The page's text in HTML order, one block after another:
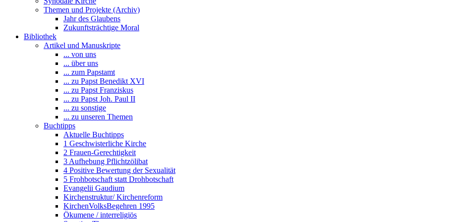
Themen und Projekte (Archiv)
Jahr des Glaubens
Zukunftsträchtige Moral
Bibliothek
Artikel und Manuskripte
... von uns
... über uns
... zum Papstamt
... zu Papst Benedikt XVI
... zu Papst Franziskus
... zu Papst Joh. Paul II
... zu sonstige
... zu unseren Themen
Buchtipps
Aktuelle Buchtipps
1 Geschwisterliche Kirche
2 Frauen-Gerechtigkeit
3 Aufhebung Pflichtzölibat
4 Positive Bewertung der Sexualität
5 Frohbotschaft statt Drohbotschaft
Evangelii Gaudium
Kirchenstruktur/ Kirchenreform
KirchenVolksBegehren 1995
Ökumene / interreligiös